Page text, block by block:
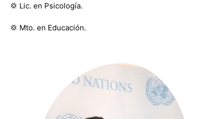
💢 Lic. en Psicología.
💢 Mto. en Educación.